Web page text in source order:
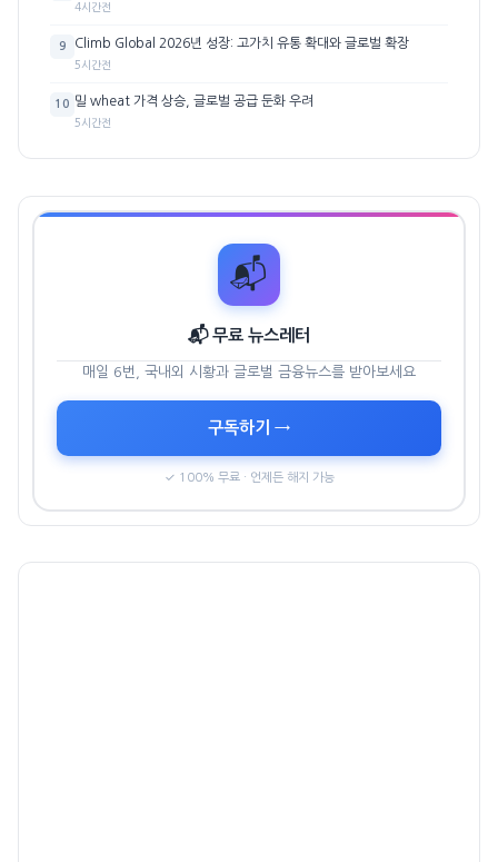
4시간전
9 Climb Global 2026년 성장: 고가치 유통 확대와 글로벌 확장
5시간전
10 밀 wheat 가격 상승, 글로벌 공급 둔화 우려
5시간전
📬
📬 무료 뉴스레터
매일 6번, 국내외 시황과 글로벌 금융뉴스를 받아보세요
구독하기 →
✓ 100% 무료 · 언제든 해지 가능